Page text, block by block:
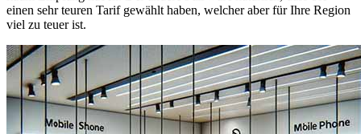
einen sehr teuren Tarif gewählt haben, welcher aber für Ihre Region
viel zu teuer ist.